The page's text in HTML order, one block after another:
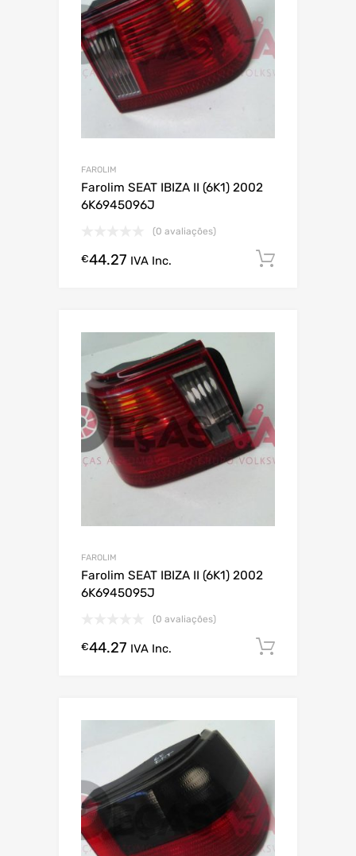
FAROLIM
Farolim SEAT IBIZA II (6K1) 2002
6K6945096J
(0 avaliações)
€44.27 IVA Inc.
FAROLIM
Farolim SEAT IBIZA II (6K1) 2002
6K6945095J
(0 avaliações)
€44.27 IVA Inc.